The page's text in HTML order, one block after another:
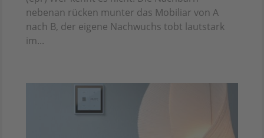
nebenan rücken munter das Mobiliar von A
nach B, der eigene Nachwuchs tobt lautstark
im...